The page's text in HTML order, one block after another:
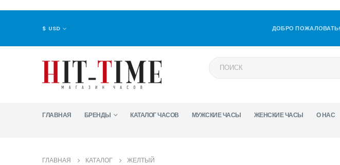
$ USD ДОБРО ПОЖАЛОВАТЬ!
ГЛАВНАЯ БРЕНДЫ КАТАЛОГ ЧАСОВ МУЖСКИЕ ЧАСЫ ЖЕНСКИЕ ЧАСЫ О НАС
ГЛАВНАЯ КАТАЛОГ ЖЕЛТЫЙ